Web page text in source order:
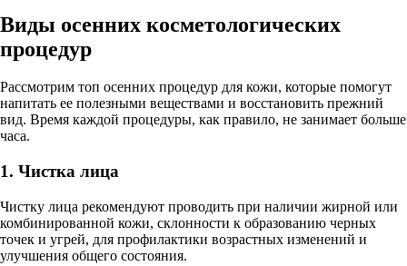
Виды осенних косметологических
процедур
Рассмотрим топ осенних процедур для кожи, которые помогут
напитать ее полезными веществами и восстановить прежний
вид. Время каждой процедуры, как правило, не занимает больше
часа.
1. Чистка лица
Чистку лица рекомендуют проводить при наличии жирной или
комбинированной кожи, склонности к образованию черных
точек и угрей, для профилактики возрастных изменений и
улучшения общего состояния.